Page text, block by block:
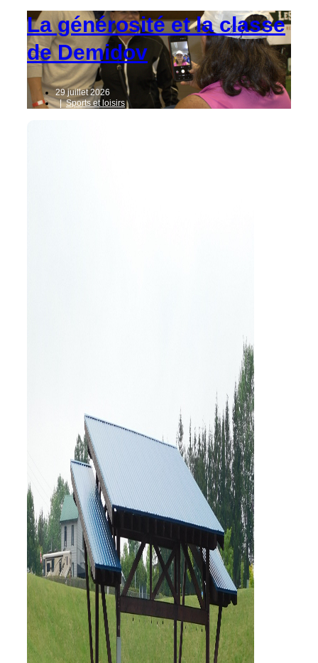
La générosité et la classe
de Demidov
29 juillet 2026
|Sports et loisirs